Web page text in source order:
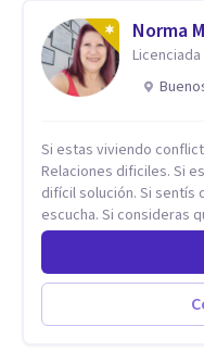
Norma
Si estas viviendo
Relaciones dificiles. Si
difícil solución. Si sentís
escucha. Si consideras
comprensión. Si no
sueños, deseos. Si
grave, pero podría
intención es hacer algo con
en comunicarte a fin de